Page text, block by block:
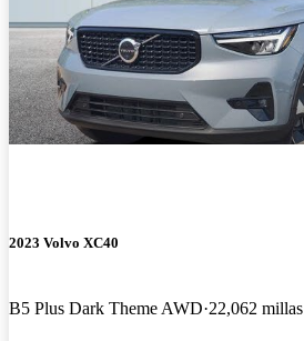
2023 Volvo XC40
B5 Plus Dark Theme AWD 22,062 millas